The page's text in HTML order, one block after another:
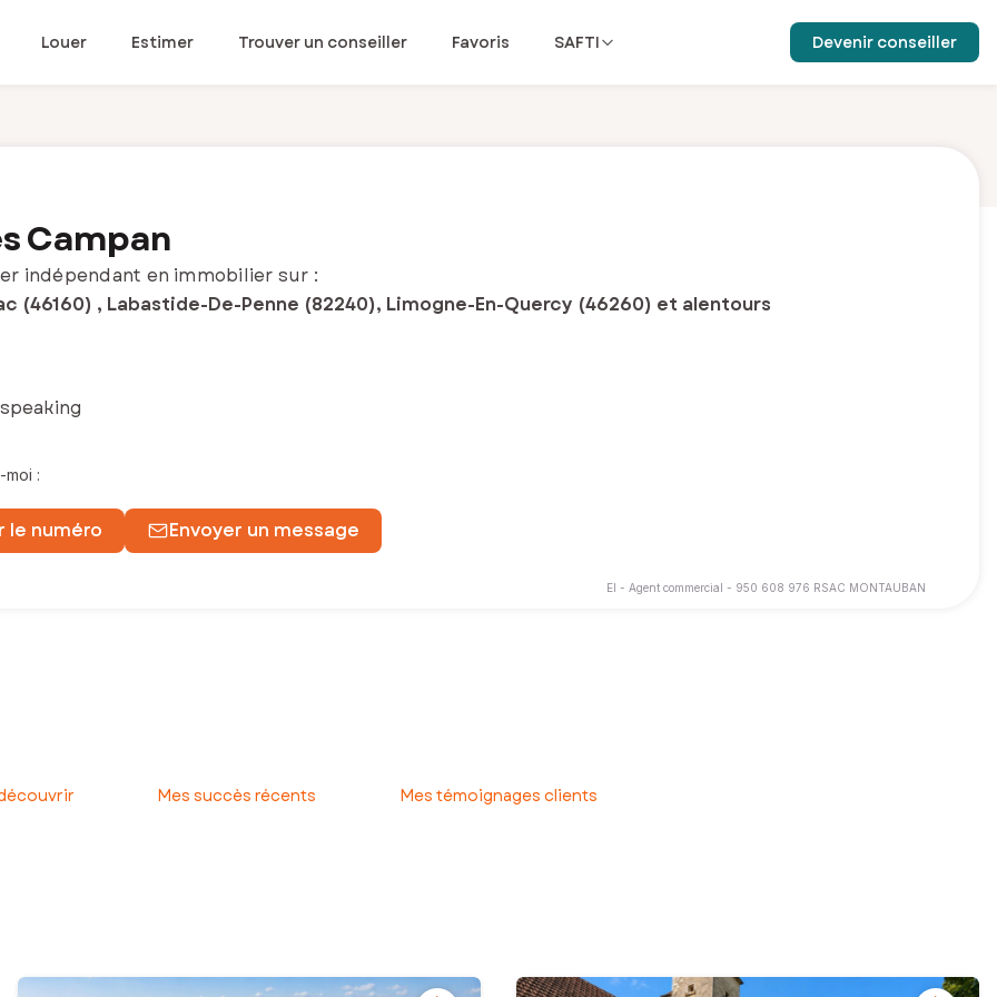
Louer Estimer Trouver un conseiller Favoris SAFTI Devenir conseiller
Campan
indépendant en immobilier sur :
(46160) , Labastide-De-Penne (82240), Limogne-En-Quercy (46260) et alentours
:
le numéro Envoyer un message
EI - Agent commercial - 950 608 976 RSAC MONTAUBAN
une maison, un appartement, un terrain !
Mes succès récents Mes témoignages clients